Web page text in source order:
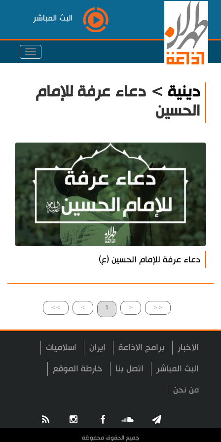
البث المباشر
دينية > دعاء عرفة للإمام
الحسين
دعاء عرفة للإمام الحسين (ع)
>> > 1 < <<
الاخبار برامج الاذاعة ايران اسلاميات
البث المباشر اتصل بنا خارطة الموقع
من نحن
جميع الحقوق محفوظة